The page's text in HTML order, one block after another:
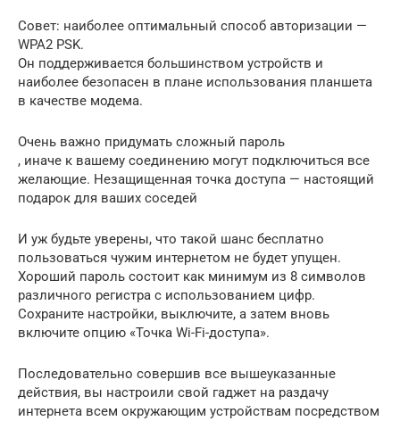
Совет: наиболее оптимальный способ авторизации —
WPA2 PSK.
Он поддерживается большинством устройств и
наиболее безопасен в плане использования планшета
в качестве модема.
Очень важно придумать сложный пароль
, иначе к вашему соединению могут подключиться все
желающие. Незащищенная точка доступа — настоящий
подарок для ваших соседей
И уж будьте уверены, что такой шанс бесплатно
пользоваться чужим интернетом не будет упущен.
Хороший пароль состоит как минимум из 8 символов
различного регистра с использованием цифр.
Сохраните настройки, выключите, а затем вновь
включите опцию «Точка Wi-Fi-доступа».
Последовательно совершив все вышеуказанные
действия, вы настроили свой гаджет на раздачу
интернета всем окружающим устройствам посредством